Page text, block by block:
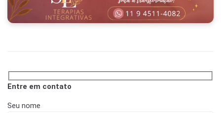
Entre em contato
Seu nome